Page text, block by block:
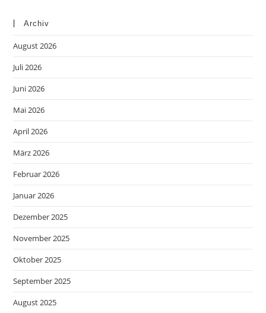
Archiv
August 2026
Juli 2026
Juni 2026
Mai 2026
April 2026
März 2026
Februar 2026
Januar 2026
Dezember 2025
November 2025
Oktober 2025
September 2025
August 2025